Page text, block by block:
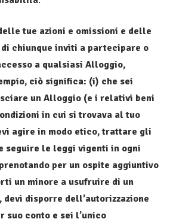
tue azioni e omissioni e delle
chiunque inviti a partecipare o
a qualsiasi Alloggio,
ciò significa: (i) che sei
un Alloggio (e i relativi beni
in cui si trovava al tuo
agire in modo etico, trattare gli
seguire le leggi vigenti in ogni
per un ospite aggiuntivo
un minore a usufruire di un
devi disporre dell’autorizzazione
suo conto e sei l’unico